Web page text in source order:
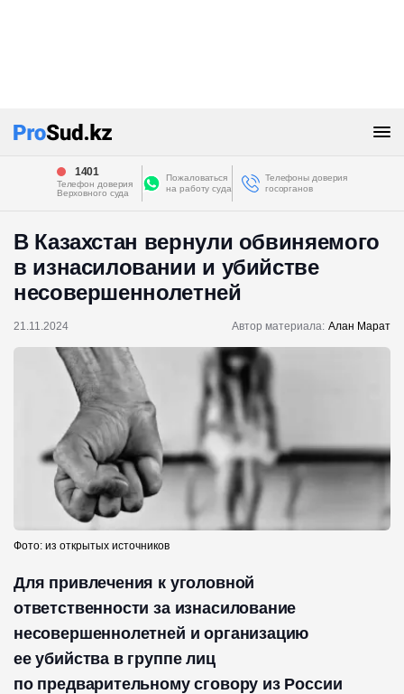
1401
Телефон доверия
Верховного суда
Пожаловаться
на работу суда
Телефоны доверия
госорганов
В Казахстан вернули обвиняемого
в изнасиловании и убийстве
несовершеннолетней
21.11.2024 Автор материала: Алан Марат
Фото: из открытых источников
Для привлечения к уголовной
ответственности за изнасилование
несовершеннолетней и организацию
ее убийства в группе лиц
по предварительному сговору из России